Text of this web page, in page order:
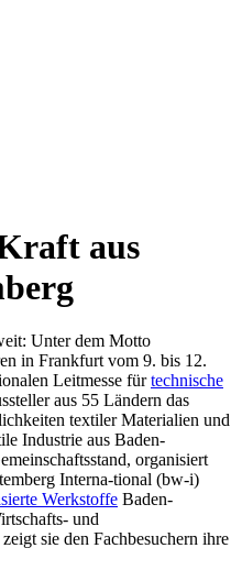
aus
Unter dem Motto
in Frankfurt vom 9. bis 12.
Leitmesse fürtechnische
aus 55 Ländern das
textiler Materialien und
Industrie aus Baden-
organisiert
Interna-tional (bw-i)
Werkstoffe Baden-
und
sie den Fachbesuchern ihre